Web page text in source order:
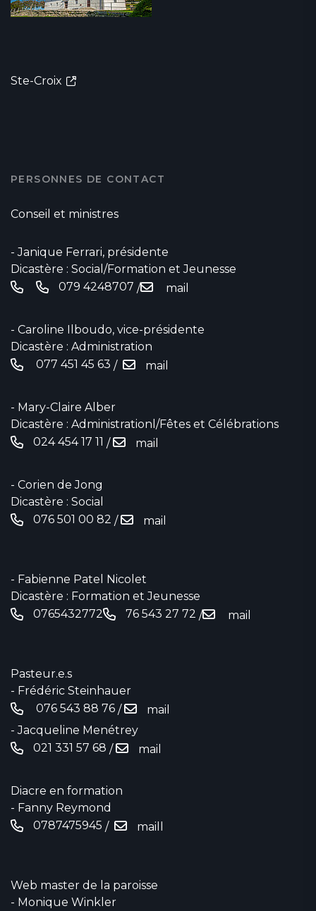
Ste-Croix
PERSONNES DE CONTACT
Conseil et ministres
- Janique Ferrari, présidente
Dicastère : Social/Formation et Jeunesse
079 4248707 / mail
- Caroline Ilboudo, vice-présidente
Dicastère : Administration
077 451 45 63 / mail
- Mary-Claire Alber
Dicastère : Administrationl/Fêtes et Célébrations
024 454 17 11‬ / mail
- Corien de Jong
Dicastère : Social
076 501 00 82 / mail
- Fabienne Patel Nicolet
Dicastère : Formation et Jeunesse
0765432772
76 543 27 72 / mail
Pasteur.e.s
- Frédéric Steinhauer
076 543 88 76‬ /
mail
- Jacqueline Menétrey
021 331 57 68 / mail
Diacre en formation
- Fanny Reymond
0787475945 / maill
Web master de la paroisse
- Monique Winkler